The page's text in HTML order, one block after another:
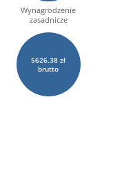
Wynagrodzenie
zasadnicze
5626,38 zł
brutto